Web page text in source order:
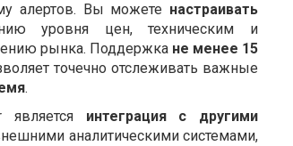
алертов. Вы можете настраивать
уровня цен, техническим и
рынка. Поддержка не менее 15
точечно отслеживать важные
.
интеграция с другими
аналитическими системами,